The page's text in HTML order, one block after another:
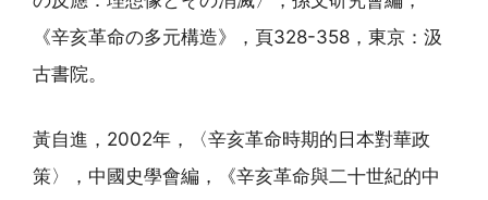
《辛亥革命の多元構造》，頁328-358，東京：汲
古書院。
黃自進，2002年，〈辛亥革命時期的日本對華政
策〉，中國史學會編，《辛亥革命與二十世紀的中